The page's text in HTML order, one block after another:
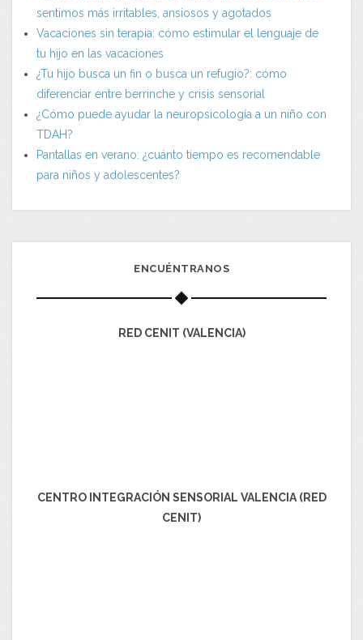
sentimos más irritables, ansiosos y agotados
Vacaciones sin terapia: cómo estimular el lenguaje de
tu hijo en las vacaciones
¿Tu hijo busca un fin o busca un refugio?: cómo
diferenciar entre berrinche y crisis sensorial
¿Cómo puede ayudar la neuropsicología a un niño con
TDAH?
Pantallas en verano: ¿cuánto tiempo es recomendable
para niños y adolescentes?
ENCUÉNTRANOS
RED CENIT (VALENCIA)
CENTRO INTEGRACIÓN SENSORIAL VALENCIA (RED
CENIT)